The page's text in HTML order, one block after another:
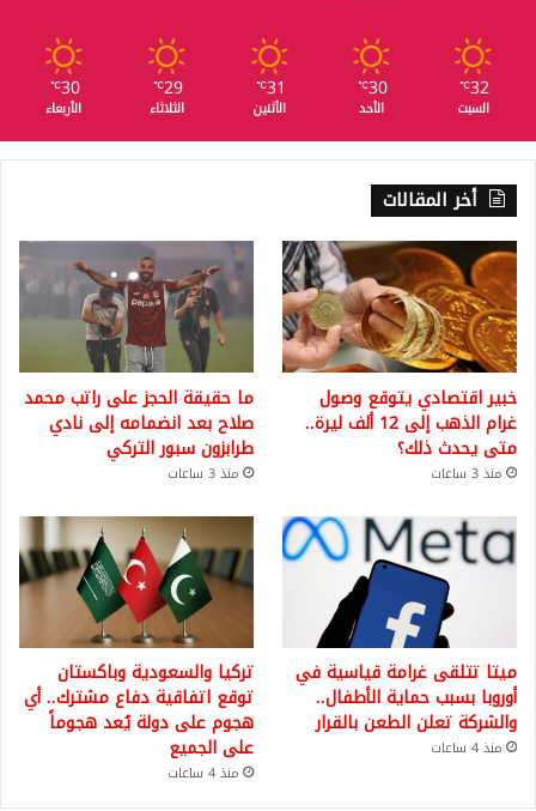
32
℃
السبت
30
℃
الأحد
31
℃
الأثنين
29
℃
الثلاثاء
30
℃
الأربعاء
أخر المقالات
خبير اقتصادي يتوقع وصول
غرام الذهب إلى 12 ألف ليرة..
متى يحدث ذلك؟
منذ 3 ساعات
ما حقيقة الحجز على راتب محمد
صلاح بعد انضمامه إلى نادي
طرابزون سبور التركي
منذ 3 ساعات
ميتا تتلقى غرامة قياسية في
أوروبا بسبب حماية الأطفال..
والشركة تعلن الطعن بالقرار
منذ 4 ساعات
تركيا والسعودية وباكستان
توقع اتفاقية دفاع مشترك.. أي
هجوم على دولة يُعد هجوماً
على الجميع
منذ 4 ساعات